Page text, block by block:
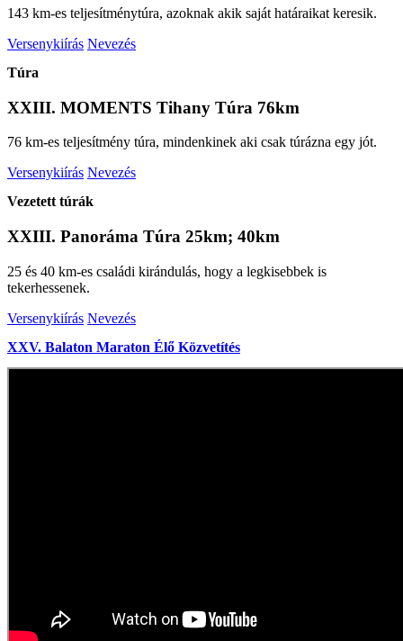
143 km-es teljesítménytúra, azoknak akik saját határaikat keresik.
Versenykiírás Nevezés
Túra
XXIII. MOMENTS Tihany Túra 76km
76 km-es teljesítmény túra, mindenkinek aki csak túrázna egy jót.
Versenykiírás Nevezés
Vezetett túrák
XXIII. Panoráma Túra 25km; 40km
25 és 40 km-es családi kirándulás, hogy a legkisebbek is
tekerhessenek.
Versenykiírás Nevezés
XXV. Balaton Maraton Élő Közvetítés